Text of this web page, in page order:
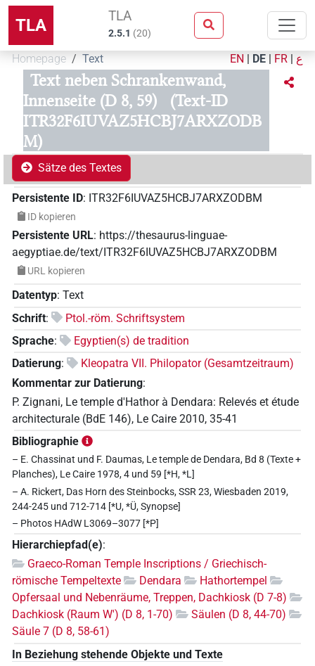
TLA TLA
2.5.1 (20)
Homepage Text EN | DE | FR | ع
Text neben Schrankenwand,
Innenseite (D 8, 59)
(Text-ID
ITR32F6IUVAZ5HCBJ7ARXZODB
M)
Sätze des Textes
Persistente ID: ITR32F6IUVAZ5HCBJ7ARXZODBM
ID kopieren
Persistente URL: https://thesaurus-linguae-
aegyptiae.de/text/ITR32F6IUVAZ5HCBJ7ARXZODBM
URL kopieren
Datentyp: Text
Schrift:
Ptol.-röm. Schriftsystem
Sprache:
Egyptien(s) de tradition
Datierung:
Kleopatra VII. Philopator (Gesamtzeitraum)
Kommentar zur Datierung:
P. Zignani, Le temple d'Hathor à Dendara: Relevés et étude
architecturale (BdE 146), Le Caire 2010, 35-41
Bibliographie
– E. Chassinat und F. Daumas, Le temple de Dendara, Bd 8 (Texte +
Planches), Le Caire 1978, 4 und 59 [*H, *L]
– A. Rickert, Das Horn des Steinbocks, SSR 23, Wiesbaden 2019,
244-245 und 712-714 [*U, *Ü, Synopse]
– Photos HAdW L3069–3077 [*P]
Hierarchiepfad(e):
Graeco-Roman Temple Inscriptions / Griechisch-
römische Tempeltexte
Dendara
Hathortempel
Opfersaal und Nebenräume, Treppen, Dachkiosk (D 7-8)
Dachkiosk (Raum W') (D 8, 1-70)
Säulen (D 8, 44-70)
Säule 7 (D 8, 58-61)
In Beziehung stehende Objekte und Texte